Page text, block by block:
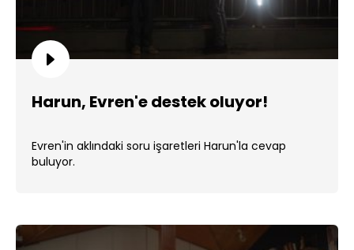
Harun, Evren'e destek oluyor!
Evren'in aklındaki soru işaretleri Harun'la cevap
buluyor.